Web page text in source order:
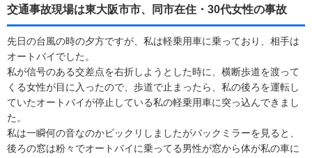
交通事故現場は東大阪市市、同市在住・30代女性の事故
先日の台風の時の夕方ですが、私は軽乗用車に乗っており、相手は
オートバイでした。
私が信号のある交差点を右折しようとした時に、横断歩道を渡って
くる女性が目に入ったので、歩道で止まったら、私の後ろを運転し
ていたオートバイが停止している私の軽乗用車に突っ込んできまし
た。
私は一瞬何の音なのかビックリしましたがバックミラーを見ると、
後ろの窓は粉々でオートバイに乗ってる男性が窓から体が私の車に